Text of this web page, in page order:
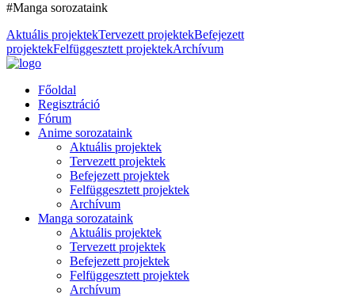
#Manga sorozataink
Aktuális projektekTervezett projektekBefejezett
projektekFelfüggesztett projektekArchívum
Főoldal
Regisztráció
Fórum
Anime sorozataink
Aktuális projektek
Tervezett projektek
Befejezett projektek
Felfüggesztett projektek
Archívum
Manga sorozataink
Aktuális projektek
Tervezett projektek
Befejezett projektek
Felfüggesztett projektek
Archívum